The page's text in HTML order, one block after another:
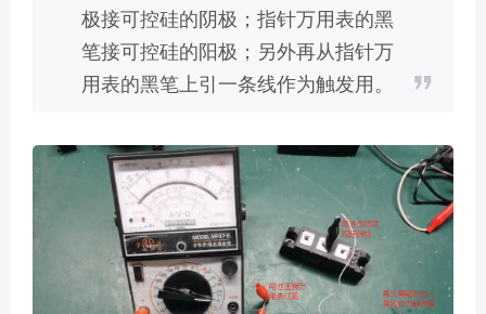
极接可控硅的阴极；指针万用表的黑
笔接可控硅的阳极；另外再从指针万
用表的黑笔上引一条线作为触发用。